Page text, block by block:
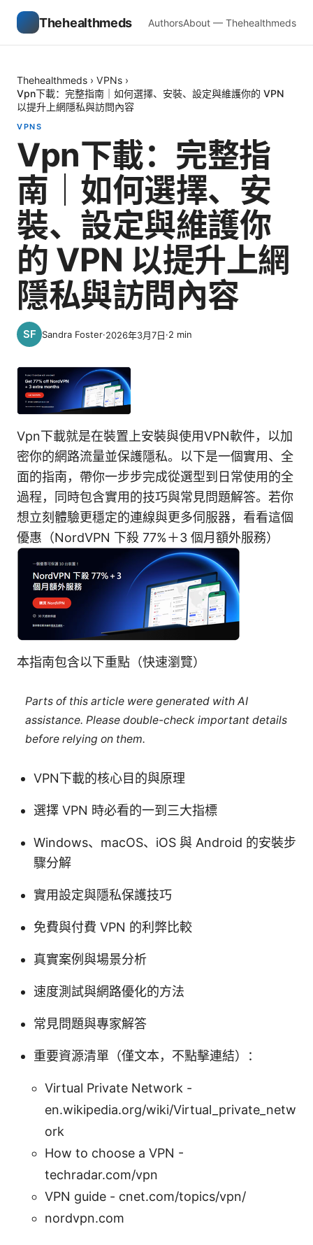
Thehealthmeds AuthorsAbout — Thehealthmeds
Thehealthmeds › VPNs ›
Vpn下載：完整指南｜如何選擇、安裝、設定與維護你的 VPN
以提升上網隱私與訪問內容
VPNS
Vpn下載：完整指
南｜如何選擇、安
裝、設定與維護你
的 VPN 以提升上網
隱私與訪問內容
Sandra Foster·2026年3月7日·2 min
Vpn下載就是在裝置上安裝與使用VPN軟件，以加
密你的網路流量並保護隱私。以下是一個實用、全
面的指南，帶你一步步完成從選型到日常使用的全
過程，同時包含實用的技巧與常見問題解答。若你
想立刻體驗更穩定的連線與更多伺服器，看看這個
優惠（NordVPN 下殺 77%＋3 個月額外服務）
本指南包含以下重點（快速瀏覽）
Parts of this article were generated with AI
assistance. Please double-check important details
before relying on them.
VPN下載的核心目的與原理
選擇 VPN 時必看的一到三大指標
Windows、macOS、iOS 與 Android 的安裝步
驟分解
實用設定與隱私保護技巧
免費與付費 VPN 的利弊比較
真實案例與場景分析
速度測試與網路優化的方法
常見問題與專家解答
重要資源清單（僅文本，不點擊連結）：
Virtual Private Network -
en.wikipedia.org/wiki/Virtual_private_netw
ork
How to choose a VPN -
techradar.com/vpn
VPN guide - cnet.com/topics/vpn/
nordvpn.com